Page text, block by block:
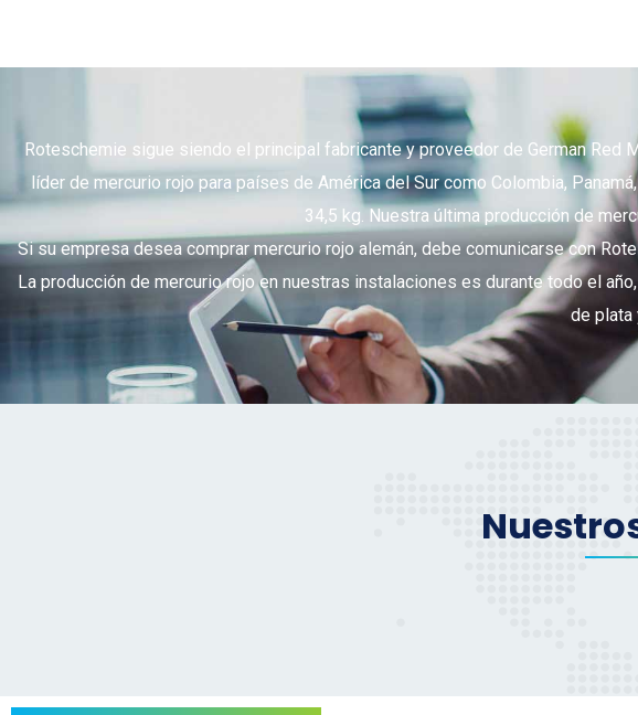
Roteschemie sigue siendo el principal fabricante y proveedor de German
líder de mercurio rojo para países de América del Sur como Colombia,
34,5 kg. Nuestra última producción de
Si su empresa desea comprar mercurio rojo alemán, debe comunicarse con
La producción de mercurio rojo en nuestras instalaciones es durante todo el
de plata